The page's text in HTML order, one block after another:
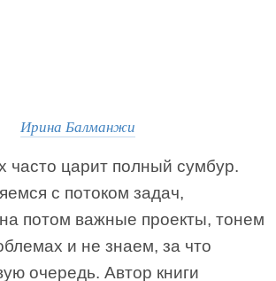
Ирина Балманжи
часто царит полный сумбур.
с потоком задач,
потом важные проекты, тонем
и не знаем, за что
очередь. Автор книги